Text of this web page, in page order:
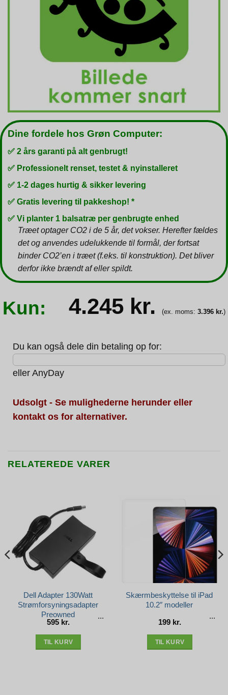
Dine fordele hos Grøn Computer:
✅ 2 års garanti på alt genbrugt!
✅ Professionelt renset, testet & nyinstalleret
✅ 1-2 dages hurtig & sikker levering
✅ Gratis levering til pakkeshop! *
✅ Vi planter 1 balsatræ per genbrugte enhed
Træet optager CO2 i de 5 år, det vokser. Herefter fældes
det og anvendes udelukkende til formål, der fortsat
binder CO2’en i træet (f.eks. til konstruktion). Det bliver
derfor ikke brændt af eller spildt.
Kun: 4.245 kr. (ex. moms: 3.396 kr.)
Du kan også dele din betaling op for:
eller AnyDay
Udsolgt - Se mulighederne herunder eller
kontakt os for alternativer.
RELATEREDE VARER
Dell Adapter 130Watt
Strømforsyningsadapter
Preowned
595 kr.
TIL KURV
Skærmbeskyttelse til iPad
10.2″ modeller
199 kr.
TIL KURV